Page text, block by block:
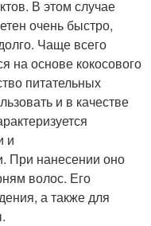
В этом случае
очень быстро,
Чаще всего
на основе кокосового
питательных
и в качестве
и
При нанесении оно
волос. Его
а также для